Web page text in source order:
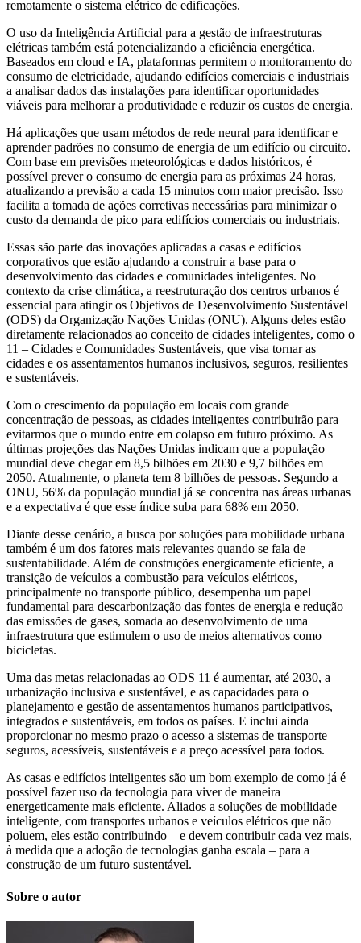
remotamente o sistema elétrico de edificações.
O uso da Inteligência Artificial para a gestão de infraestruturas
elétricas também está potencializando a eficiência energética.
Baseados em cloud e IA, plataformas permitem o monitoramento do
consumo de eletricidade, ajudando edifícios comerciais e industriais
a analisar dados das instalações para identificar oportunidades
viáveis para melhorar a produtividade e reduzir os custos de energia.
Há aplicações que usam métodos de rede neural para identificar e
aprender padrões no consumo de energia de um edifício ou circuito.
Com base em previsões meteorológicas e dados históricos, é
possível prever o consumo de energia para as próximas 24 horas,
atualizando a previsão a cada 15 minutos com maior precisão. Isso
facilita a tomada de ações corretivas necessárias para minimizar o
custo da demanda de pico para edifícios comerciais ou industriais.
Essas são parte das inovações aplicadas a casas e edifícios
corporativos que estão ajudando a construir a base para o
desenvolvimento das cidades e comunidades inteligentes. No
contexto da crise climática, a reestruturação dos centros urbanos é
essencial para atingir os Objetivos de Desenvolvimento Sustentável
(ODS) da Organização Nações Unidas (ONU). Alguns deles estão
diretamente relacionados ao conceito de cidades inteligentes, como o
11 – Cidades e Comunidades Sustentáveis, que visa tornar as
cidades e os assentamentos humanos inclusivos, seguros, resilientes
e sustentáveis.
Com o crescimento da população em locais com grande
concentração de pessoas, as cidades inteligentes contribuirão para
evitarmos que o mundo entre em colapso em futuro próximo. As
últimas projeções das Nações Unidas indicam que a população
mundial deve chegar em 8,5 bilhões em 2030 e 9,7 bilhões em
2050. Atualmente, o planeta tem 8 bilhões de pessoas. Segundo a
ONU, 56% da população mundial já se concentra nas áreas urbanas
e a expectativa é que esse índice suba para 68% em 2050.
Diante desse cenário, a busca por soluções para mobilidade urbana
também é um dos fatores mais relevantes quando se fala de
sustentabilidade. Além de construções energicamente eficiente, a
transição de veículos a combustão para veículos elétricos,
principalmente no transporte público, desempenha um papel
fundamental para descarbonização das fontes de energia e redução
das emissões de gases, somada ao desenvolvimento de uma
infraestrutura que estimulem o uso de meios alternativos como
bicicletas.
Uma das metas relacionadas ao ODS 11 é aumentar, até 2030, a
urbanização inclusiva e sustentável, e as capacidades para o
planejamento e gestão de assentamentos humanos participativos,
integrados e sustentáveis, em todos os países. E inclui ainda
proporcionar no mesmo prazo o acesso a sistemas de transporte
seguros, acessíveis, sustentáveis e a preço acessível para todos.
As casas e edifícios inteligentes são um bom exemplo de como já é
possível fazer uso da tecnologia para viver de maneira
energeticamente mais eficiente. Aliados a soluções de mobilidade
inteligente, com transportes urbanos e veículos elétricos que não
poluem, eles estão contribuindo – e devem contribuir cada vez mais,
à medida que a adoção de tecnologias ganha escala – para a
construção de um futuro sustentável.
Sobre o autor